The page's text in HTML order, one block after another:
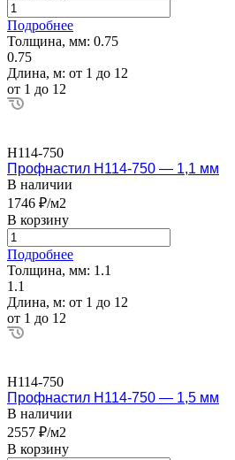
Подробнее
Толщина, мм: 0.75
0.75
Длина, м: от 1 до 12
от 1 до 12
Н114-750
Профнастил Н114-750 — 1,1 мм
В наличии
1746 ₽/м2
В корзину
Подробнее
Толщина, мм: 1.1
1.1
Длина, м: от 1 до 12
от 1 до 12
Н114-750
Профнастил Н114-750 — 1,5 мм
В наличии
2557 ₽/м2
В корзину